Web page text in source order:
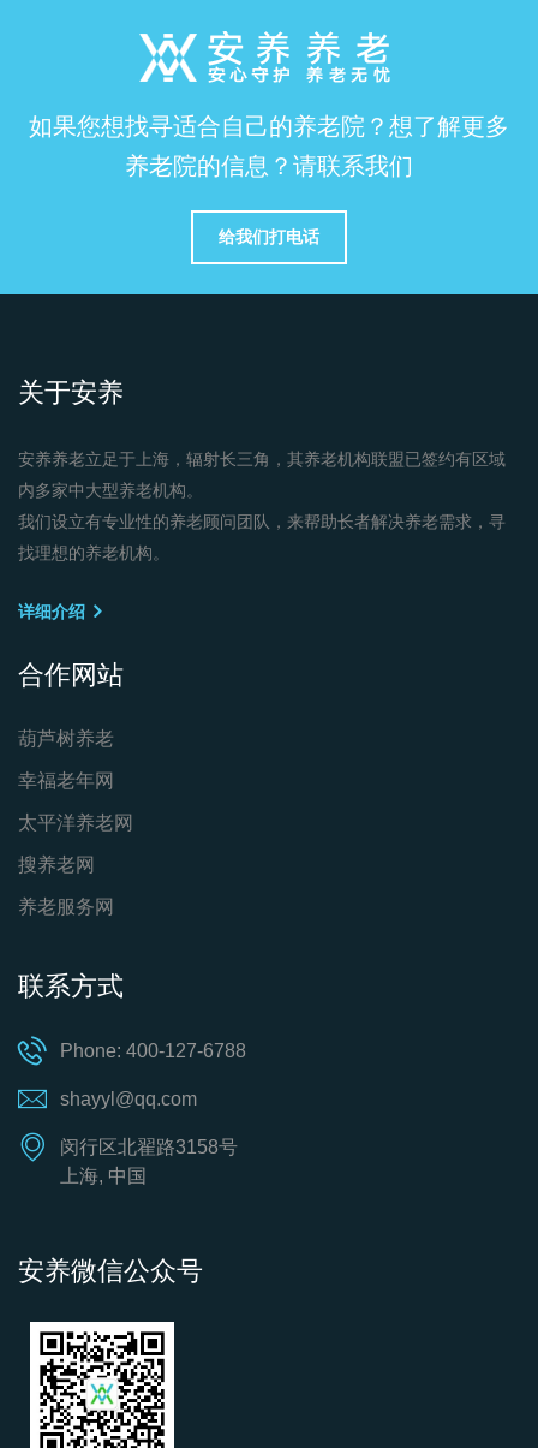
如果您想找寻适合自己的养老院？想了解更多
养老院的信息？请联系我们
给我们打电话
关于安养
安养养老立足于上海，辐射长三角，其养老机构联盟已签约有区域
内多家中大型养老机构。
我们设立有专业性的养老顾问团队，来帮助长者解决养老需求，寻
找理想的养老机构。
详细介绍
合作网站
葫芦树养老
幸福老年网
太平洋养老网
搜养老网
养老服务网
联系方式
Phone: 400-127-6788
shayyl@qq.com
闵行区北翟路3158号
上海, 中国
安养微信公众号